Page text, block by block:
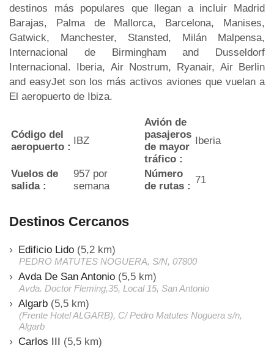
destinos más populares que llegan a incluir Madrid
Barajas, Palma de Mallorca, Barcelona, Manises,
Gatwick, Manchester, Stansted, Milán Malpensa,
Internacional de Birmingham and Dusseldorf
Internacional. Iberia, Air Nostrum, Ryanair, Air Berlin
and easyJet son los más activos aviones que vuelan a
El aeropuerto de Ibiza.
Código del
aeropuerto :
IBZ
Avión de
pasajeros
de mayor
tráfico :
Iberia
Vuelos de
salida :
957 por
semana
Número
de rutas :
71
Destinos Cercanos
Edificio Lido (5,2 km)
PEDRO MATUTES NOGUERA, S/N, 07800
Avda De San Antonio (5,5 km)
Avda. Doctor Fleming,35, Local 15, San Antonio
Algarb (5,5 km)
(Frente Hotel ALGARB), C/ Pedro Matutes Noguera s/n,
Algarb
Carlos III (5,5 km)